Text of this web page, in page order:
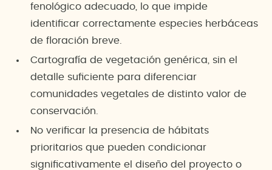
fenológico adecuado, lo que impide
identificar correctamente especies herbáceas
de floración breve.
Cartografía de vegetación genérica, sin el
detalle suficiente para diferenciar
comunidades vegetales de distinto valor de
conservación.
No verificar la presencia de hábitats
prioritarios que pueden condicionar
significativamente el diseño del proyecto o